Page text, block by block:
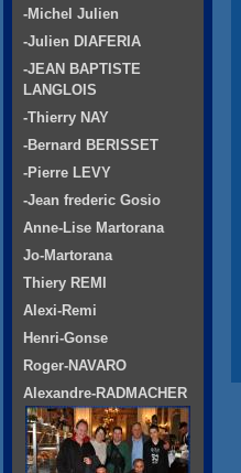
-Michel Julien
-Julien DIAFERIA
-JEAN BAPTISTE
LANGLOIS
-Thierry NAY
-Bernard BERISSET
-Pierre LEVY
-Jean frederic Gosio
Anne-Lise Martorana
Jo-Martorana
Thiery REMI
Alexi-Remi
Henri-Gonse
Roger-NAVARO
Alexandre-RADMACHER